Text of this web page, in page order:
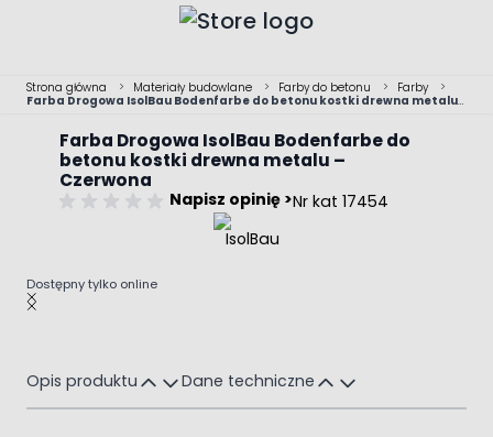
Strona główna > Materiały budowlane > Farby do betonu > Farby
>
Farba Drogowa IsolBau Bodenfarbe do betonu kostki drewna metalu
Farba Drogowa IsolBau Bodenfarbe do
betonu kostki drewna metalu –
Czerwona
Napisz opinię >Nr kat 17454
Dostępny tylko online
Main image
Click to view image in fullscreen
Opis produktu Dane techniczne